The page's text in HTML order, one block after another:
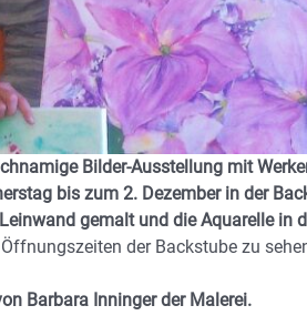
Bilder-Ausstellung mit
bis zum 2. Dezember in der
gemalt und die Aquarelle in
der Backstube zu
Barbara Inninger der Malerei.